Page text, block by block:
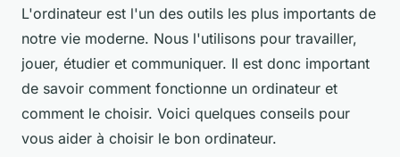
L'ordinateur est l'un des outils les plus importants de
notre vie moderne. Nous l'utilisons pour travailler,
jouer, étudier et communiquer. Il est donc important
de savoir comment fonctionne un ordinateur et
comment le choisir. Voici quelques conseils pour
vous aider à choisir le bon ordinateur.